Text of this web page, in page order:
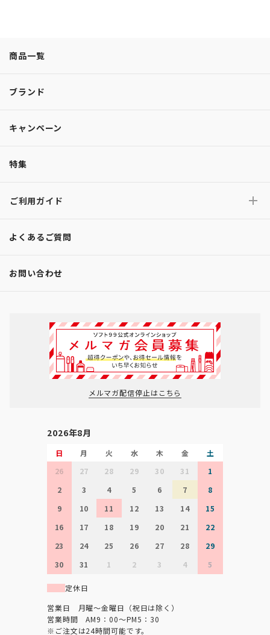
商品一覧
ブランド
キャンペーン
特集
ご利用ガイド
よくあるご質問
お問い合わせ
メルマガ配信停止はこちら
2026年8月
日 月 火 水 木 金
土
26
27 28 29 30 31
1
2
3 4 5 6 7
8
9
10 11 12 13 14
15
16
17 18 19 20 21
22
23
24 25 26 27 28
29
30
31 1 2 3 4 5
定休日
営業日 月曜～金曜日（祝日は除く）
営業時間 AM9：00～PM5：30
※ご注文は24時間可能です。